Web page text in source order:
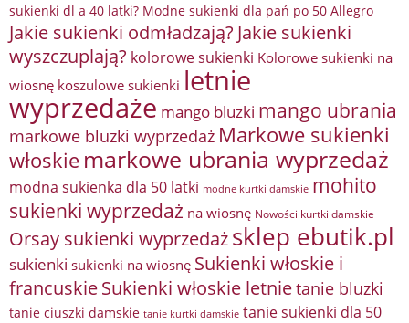
sukienki dl a 40 latki? Modne sukienki dla pań po 50 Allegro
Jakie sukienki odmładzają? Jakie sukienki
wyszczuplają? kolorowe sukienki Kolorowe sukienki na
wiosnę koszulowe sukienki letnie
wyprzedaże mango bluzki mango ubrania
markowe bluzki wyprzedaż Markowe sukienki
włoskie markowe ubrania wyprzedaż
modna sukienka dla 50 latki modne kurtki damskie mohito
sukienki wyprzedaż na wiosnę Nowości kurtki damskie
Orsay sukienki wyprzedażsklep ebutik.pl
sukienki sukienki na wiosnę Sukienki włoskie i
francuskieSukienki włoskie letnietanie bluzki
tanie ciuszki damskie tanie kurtki damskie tanie sukienki dla 50